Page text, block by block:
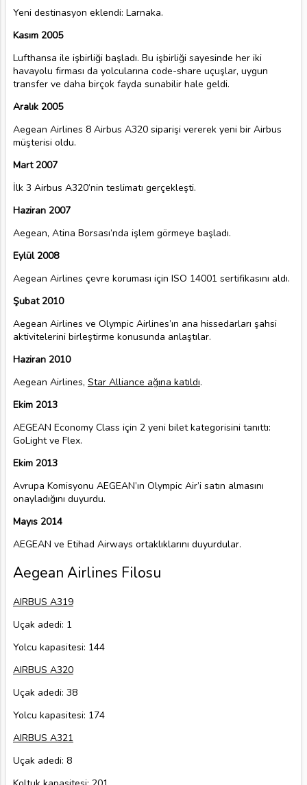
Yeni destinasyon eklendi: Larnaka.
Kasım 2005
Lufthansa ile işbirliği başladı. Bu işbirliği sayesinde her iki
havayolu firması da yolcularına code-share uçuşlar, uygun
transfer ve daha birçok fayda sunabilir hale geldi.
Aralık 2005
Aegean Airlines 8 Airbus A320 siparişi vererek yeni bir Airbus
müşterisi oldu.
Mart 2007
İlk 3 Airbus A320’nin teslimatı gerçekleşti.
Haziran 2007
Aegean, Atina Borsası’nda işlem görmeye başladı.
Eylül 2008
Aegean Airlines çevre koruması için ISO 14001 sertifikasını aldı.
Şubat 2010
Aegean Airlines ve Olympic Airlines’ın ana hissedarları şahsi
aktivitelerini birleştirme konusunda anlaştılar.
Haziran 2010
Aegean Airlines, Star Alliance ağına katıldı.
Ekim 2013
AEGEAN Economy Class için 2 yeni bilet kategorisini tanıttı:
GoLight ve Flex.
Ekim 2013
Avrupa Komisyonu AEGEAN’ın Olympic Air’i satın almasını
onayladığını duyurdu.
Mayıs 2014
AEGEAN ve Etihad Airways ortaklıklarını duyurdular.
Aegean Airlines Filosu
AIRBUS A319
Uçak adedi: 1
Yolcu kapasitesi: 144
AIRBUS A320
Uçak adedi: 38
Yolcu kapasitesi: 174
AIRBUS A321
Uçak adedi: 8